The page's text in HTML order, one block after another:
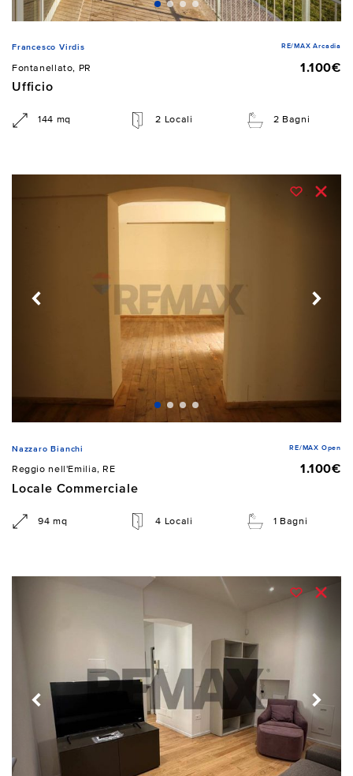
Francesco Virdis RE/MAX Arcadia
Fontanellato, PR
1.100€
Ufficio
144 mq 2 Locali 2 Bagni
Nazzaro Bianchi RE/MAX Open
Reggio nell'Emilia, RE
1.100€
Locale Commerciale
94 mq 4 Locali 1 Bagni